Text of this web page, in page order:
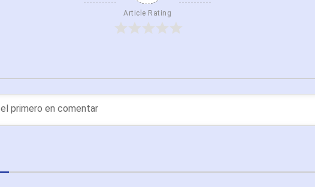
Article Rating